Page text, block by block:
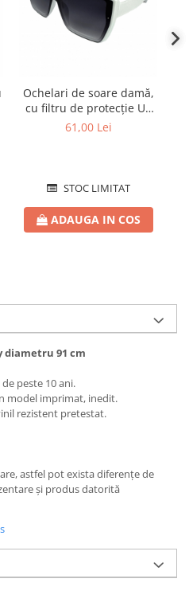
Ochelari de soare damă,
cu filtru de protecție UV
400, cu toc cadou, OSD64
61,00 Lei
STOC LIMITAT
ADAUGA IN COS
diametru 91 cm
peste 10 ani.
model imprimat, inedit.
rezistent pretestat.
astfel pot exista diferențe de
și produs datorită